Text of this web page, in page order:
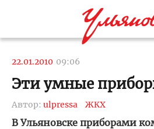
22.01.2010 09:06
Эти умные
Автор: ulpressa ЖКХ
В Ульяновске приборами